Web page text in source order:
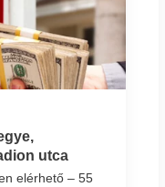
utca
elérhető – 55